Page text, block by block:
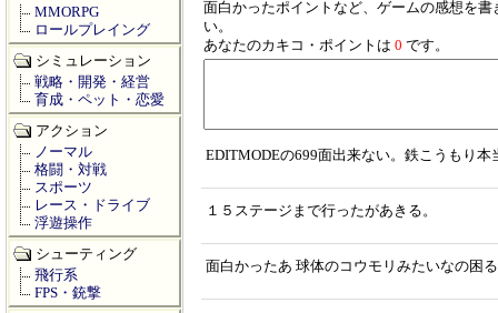
面白かったポイントなど、ゲームの感想を書
い。
あなたのカキコ・ポイントは 0 です。
EDITMODEの699面出来ない。鉄こうもり本
１５ステージまで行ったがあきる。
面白かったあ 球体のコウモリみたいなの困
MMORPG
ロールプレイング
シミュレーション
戦略・開発・経営
育成・ペット・恋愛
アクション
ノーマル
格闘・対戦
スポーツ
レース・ドライブ
浮遊操作
シューティング
飛行系
FPS・銃撃